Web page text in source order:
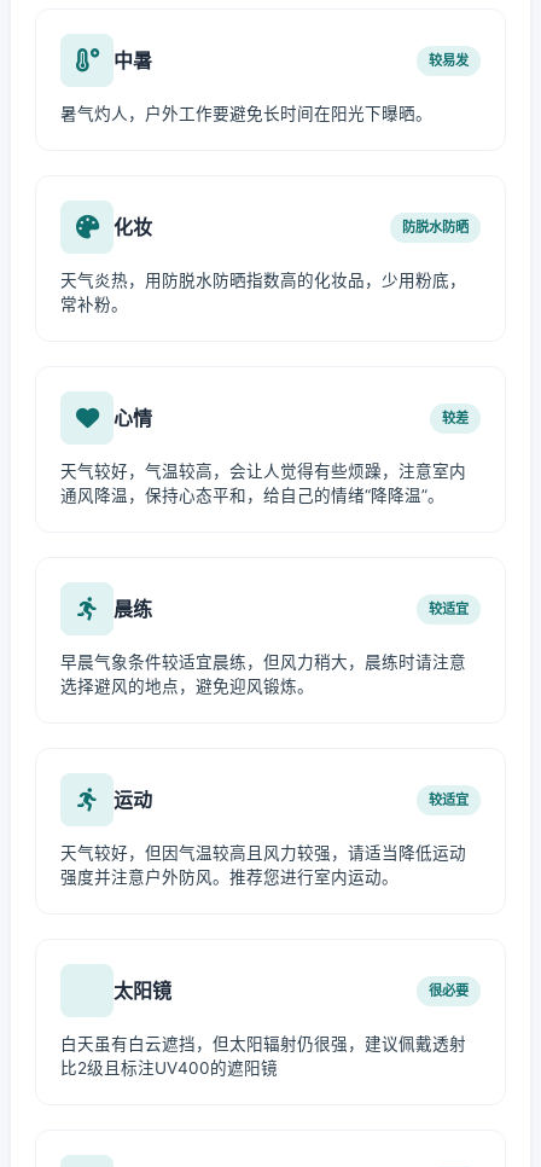
中暑 较易发
暑气灼人，户外工作要避免长时间在阳光下曝晒。
化妆 防脱水防晒
天气炎热，用防脱水防晒指数高的化妆品，少用粉底，
常补粉。
心情 较差
天气较好，气温较高，会让人觉得有些烦躁，注意室内
通风降温，保持心态平和，给自己的情绪“降降温”。
晨练 较适宜
早晨气象条件较适宜晨练，但风力稍大，晨练时请注意
选择避风的地点，避免迎风锻炼。
运动 较适宜
天气较好，但因气温较高且风力较强，请适当降低运动
强度并注意户外防风。推荐您进行室内运动。
太阳镜 很必要
白天虽有白云遮挡，但太阳辐射仍很强，建议佩戴透射
比2级且标注UV400的遮阳镜